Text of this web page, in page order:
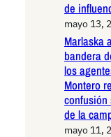
de
mayo 13,
Marlaska
bandera
los
Montero
confusión
de la
mayo 11,